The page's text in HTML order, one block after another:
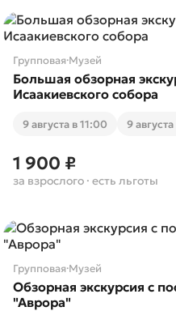
Групповая·Музей
Большая обзорная
Исаакиевского собора
9 августа в 11:00 9
1 900 ₽
за взрослого · есть льготы
Групповая·Музей
Обзорная экскурсия с
"Аврора"